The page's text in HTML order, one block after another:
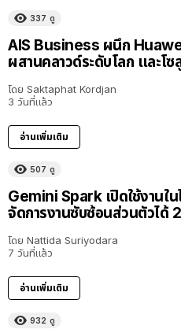
337 ดู
AIS Business ผนึก
ผสานคลาวด์ระดับโลก และโ
โดย Saktaphat Kordjan
3 วันที่แล้ว
อ่านเพิ่มเติม
507 ดู
Gemini Spark เปิดใช้งานใ
จัดการงานซับซ้อนส่วนตัวได้
โดย Nattida Suriyodara
7 วันที่แล้ว
อ่านเพิ่มเติม
932 ดู